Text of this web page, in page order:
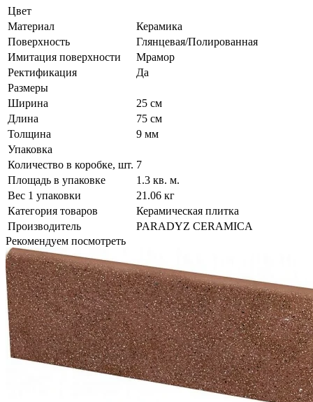
Цвет
Материал
Керамика
Поверхность
Глянцевая/Полированная
Имитация поверхности
Мрамор
Ректификация
Да
Размеры
Ширина
25 см
Длина
75 см
Толщина
9 мм
Упаковка
Количество в коробке, шт. 7
Площадь в упаковке
1.3 кв. м.
Вес 1 упаковки
21.06 кг
Категория товаров
Керамическая плитка
Производитель
PARADYZ CERAMICA
Рекомендуем посмотреть